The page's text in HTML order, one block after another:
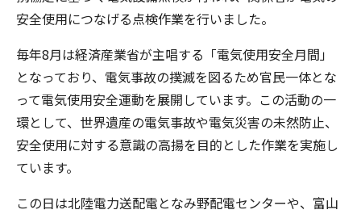
安全使用につなげる点検作業を行いました。
毎年8月は経済産業省が主唱する「電気使用安全月間」
となっており、電気事故の撲滅を図るため官民一体とな
って電気使用安全運動を展開しています。この活動の一
環として、世界遺産の電気事故や電気災害の未然防止、
安全使用に対する意識の高揚を目的とした作業を実施し
ています。
この日は北陸電力送配電となみ野配電センターや、富山